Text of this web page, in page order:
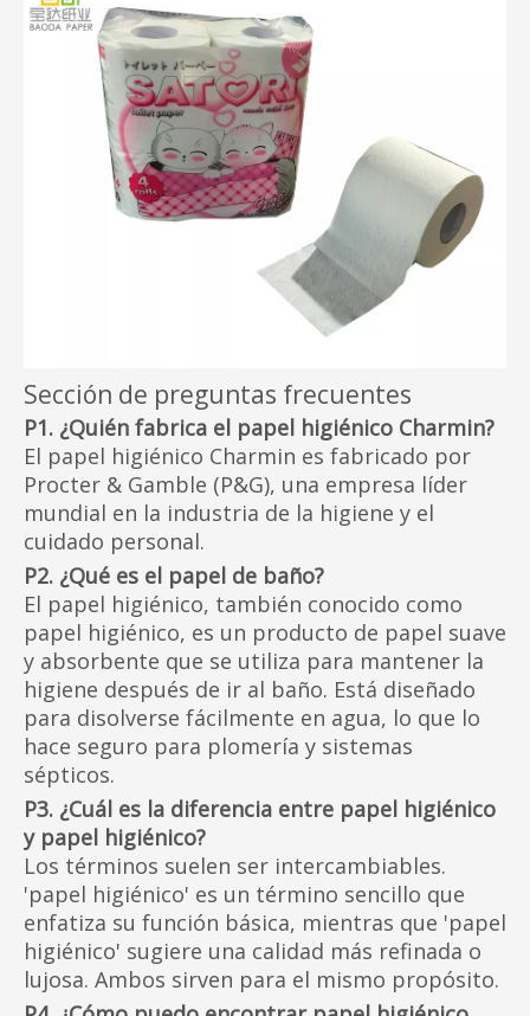
Sección de preguntas frecuentes
P1. ¿Quién fabrica el papel higiénico Charmin?
El papel higiénico Charmin es fabricado por
Procter & Gamble (P&G), una empresa líder
mundial en la industria de la higiene y el
cuidado personal.
P2. ¿Qué es el papel de baño?
El papel higiénico, también conocido como
papel higiénico, es un producto de papel suave
y absorbente que se utiliza para mantener la
higiene después de ir al baño. Está diseñado
para disolverse fácilmente en agua, lo que lo
hace seguro para plomería y sistemas
sépticos.
P3. ¿Cuál es la diferencia entre papel higiénico
y papel higiénico?
Los términos suelen ser intercambiables.
'papel higiénico' es un término sencillo que
enfatiza su función básica, mientras que 'papel
higiénico' sugiere una calidad más refinada o
lujosa. Ambos sirven para el mismo propósito.